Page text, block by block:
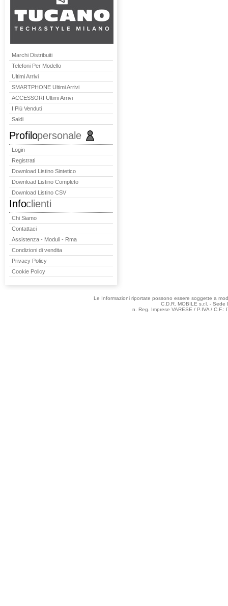
Marchi Distribuiti
Telefoni Per Modello
Ultimi Arrivi
SMARTPHONE Ultimi Arrivi
ACCESSORI Ultimi Arrivi
I Più Venduti
Saldi
Profilopersonale
Login
Registrati
Download Listino Sintetico
Download Listino Completo
Download Listino CSV
Infoclienti
Chi Siamo
Contattaci
Assistenza - Moduli - Rma
Condizioni di vendita
Privacy Policy
Cookie Policy
Le Informazioni riportate possono essere soggette a
C.D.R. MOBILE s.r.l. -
n. Reg. Imprese VARESE / P.IVA /